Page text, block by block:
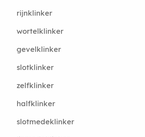
rijnklinker
wortelklinker
gevelklinker
slotklinker
zelfklinker
halfklinker
slotmedeklinker